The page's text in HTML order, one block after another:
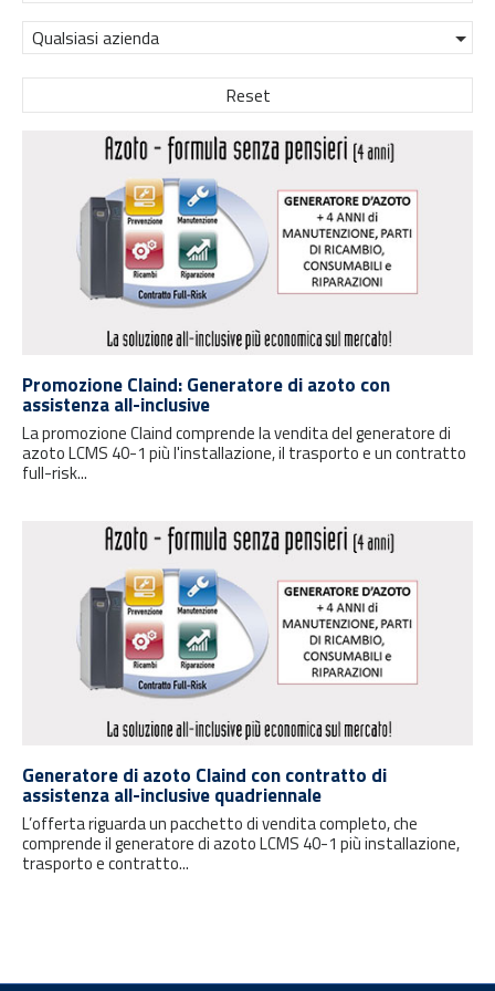
Qualsiasi azienda
Reset
Promozione Claind: Generatore di azoto con
assistenza all-inclusive
La promozione Claind comprende la vendita del generatore di
azoto LCMS 40-1 più l'installazione, il trasporto e un contratto
full-risk...
Generatore di azoto Claind con contratto di
assistenza all-inclusive quadriennale
L’offerta riguarda un pacchetto di vendita completo, che
comprende il generatore di azoto LCMS 40-1 più installazione,
trasporto e contratto...